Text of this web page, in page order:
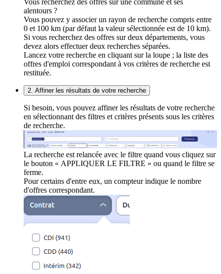
alentours ?
Vous pouvez y associer un rayon de recherche compris entre
0 et 100 km (par défaut la valeur sélectionnée est de 10 km).
Si vous recherchez des offres sur deux départements, vous
devez alors effectuer deux recherches séparées.
Lancez votre recherche en cliquant sur la loupe ; la liste des
offres d'emploi correspondant à vos critères de recherche est
restituée.
2. Affiner les résultats de votre recherche
Si besoin, vous pouvez affiner les résultats de votre recherche
en sélectionnant des filtres et critères présents sous les critères
de recherche.
La recherche est relancée avec le filtre quand vous cliquez sur
le bouton « APPLIQUER LE FILTRE » ou quand le filtre se
ferme.
Pour certains d'entre eux, un compteur indique le nombre
d'offres correspondant.